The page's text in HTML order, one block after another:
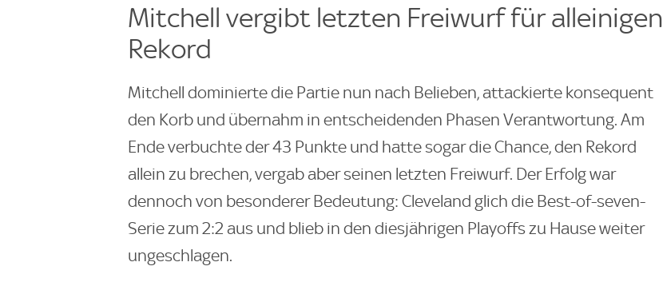
Mitchell vergibt letzten Freiwurf für alleinigen
Rekord
Mitchell dominierte die Partie nun nach Belieben, attackierte konsequent
den Korb und übernahm in entscheidenden Phasen Verantwortung. Am
Ende verbuchte der 43 Punkte und hatte sogar die Chance, den Rekord
allein zu brechen, vergab aber seinen letzten Freiwurf. Der Erfolg war
dennoch von besonderer Bedeutung: Cleveland glich die Best-of-seven-
Serie zum 2:2 aus und blieb in den diesjährigen Playoffs zu Hause weiter
ungeschlagen.